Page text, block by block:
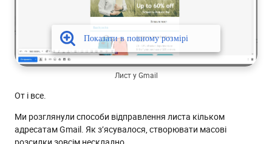
Лист у Gmail
От і все.
Ми розглянули способи відправлення листа кільком
адресатам Gmail. Як з’ясувалося, створювати масові